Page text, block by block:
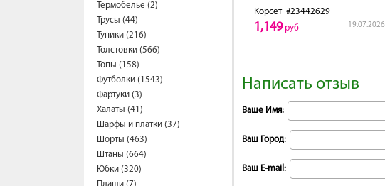
Термобелье (2)
Трусы (44)
Туники (216)
Толстовки (566)
Топы (158)
Футболки (1543)
Фартуки (3)
Халаты (41)
Шарфы и платки (37)
Шорты (463)
Штаны (664)
Юбки (320)
Корсет#23442629
19.07.2026
1,149руб
Написать отзыв
Ваше Имя:
Ваш Город:
Ваш E-mail: